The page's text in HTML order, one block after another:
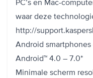
waar deze
http://
Android
Android™ 4.0 – 7.0*
Minimale scherm